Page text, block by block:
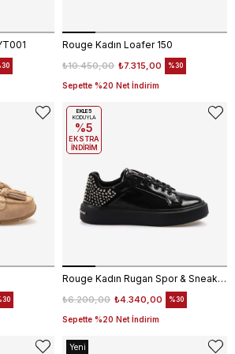
Rouge Kadın Loafer 150
₺7.315,00
₺10.450,00 %30
Sepette %20 Net İndirim
Rouge Kadın Rugan Spor & Sneaker Ayakkabı 1367-S2
₺4.340,00
₺6.200,00 %30
Sepette %20 Net İndirim
EKLE5
KODUYLA
%5
EKSTRA
İNDİRİM
Yeni